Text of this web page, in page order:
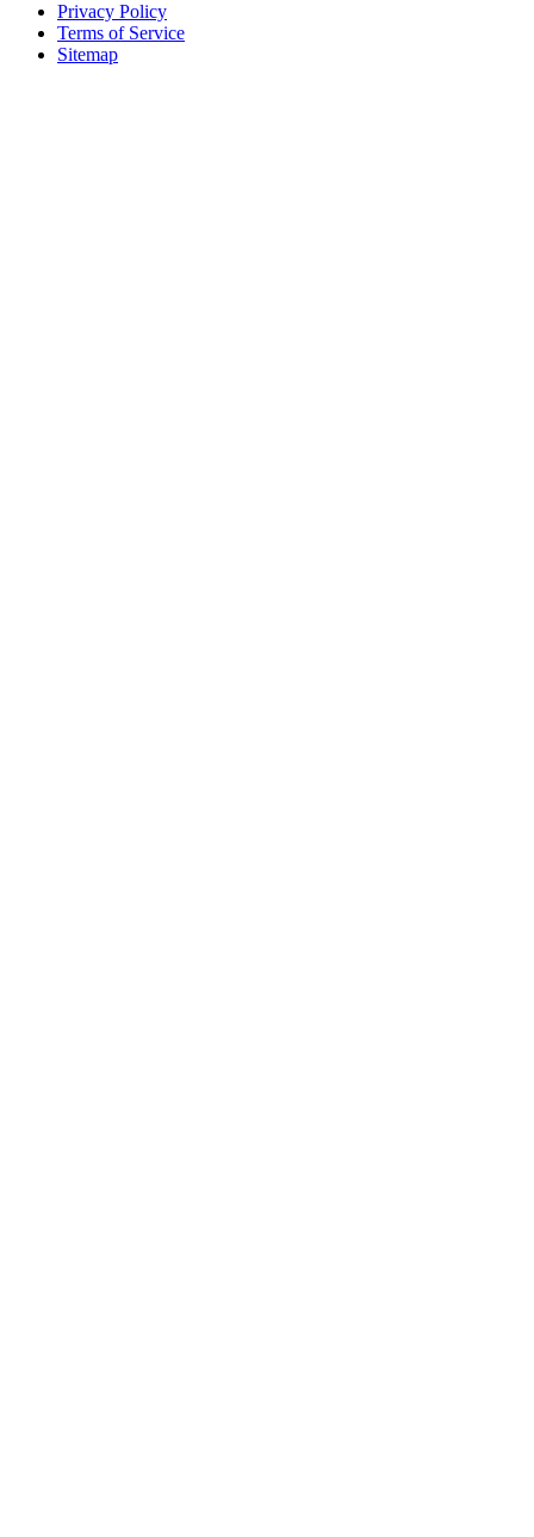
Privacy Policy
Terms of Service
Sitemap